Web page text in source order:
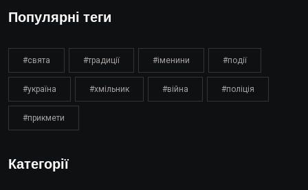
Популярні теги
#свята #традиції #іменини #події
#україна #хмільник #війна #поліція
#прикмети
Категорії